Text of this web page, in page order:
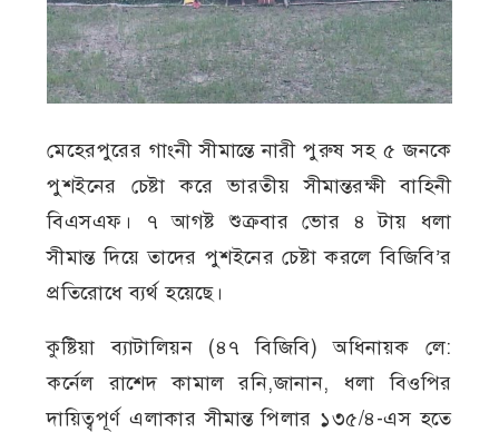
মেহেরপুরের গাংনী সীমান্তে নারী পুরুষ সহ ৫ জনকে
পুশইনের চেষ্টা করে ভারতীয় সীমান্তরক্ষী বাহিনী
বিএসএফ। ৭ আগষ্ট শুক্রবার ভোর ৪ টায় ধলা
সীমান্ত দিয়ে তাদের পুশইনের চেষ্টা করলে বিজিবি’র
প্রতিরোধে ব্যর্থ হয়েছে।
কুষ্টিয়া ব্যাটালিয়ন (৪৭ বিজিবি) অধিনায়ক লে:
কর্নেল রাশেদ কামাল রনি,জানান, ধলা বিওপির
দায়িত্বপূর্ণ এলাকার সীমান্ত পিলার ১৩৫/৪-এস হতে